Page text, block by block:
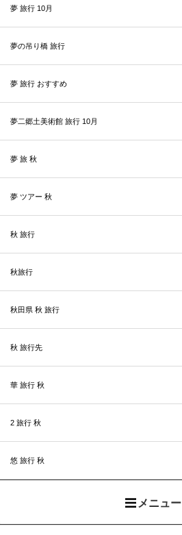
夢 旅行 10月
夢の吊り橋 旅行
夢 旅行 おすすめ
夢二郷土美術館 旅行 10月
夢 旅 秋
夢 ツアー 秋
秋 旅行
秋旅行
秋田県 秋 旅行
秋 旅行先
華 旅行 秋
2 旅行 秋
悠 旅行 秋
メニュー